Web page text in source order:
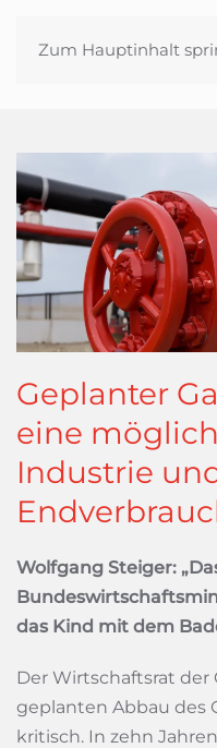
Zum Hauptinhalt
Geplanter
eine
Industrie
Wolfgang Steiger:
das Kind mit dem
Der Wirtschaftsrat der
geplanten Abbau des
kritisch. In zehn